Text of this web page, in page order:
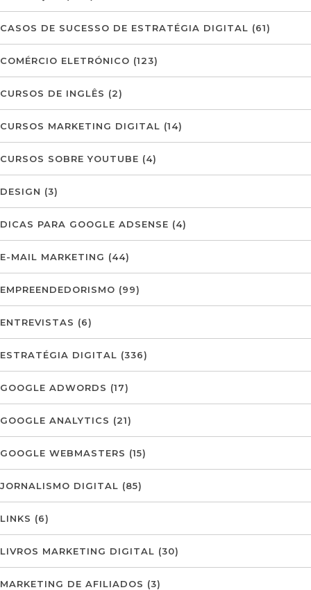
CASOS DE SUCESSO DE ESTRATÉGIA DIGITAL (61)
COMÉRCIO ELETRÓNICO (123)
CURSOS DE INGLÊS (2)
CURSOS MARKETING DIGITAL (14)
CURSOS SOBRE YOUTUBE (4)
DESIGN (3)
DICAS PARA GOOGLE ADSENSE (4)
E-MAIL MARKETING (44)
EMPREENDEDORISMO (99)
ENTREVISTAS (6)
ESTRATÉGIA DIGITAL (336)
GOOGLE ADWORDS (17)
GOOGLE ANALYTICS (21)
GOOGLE WEBMASTERS (15)
JORNALISMO DIGITAL (85)
LINKS (6)
LIVROS MARKETING DIGITAL (30)
MARKETING DE AFILIADOS (3)